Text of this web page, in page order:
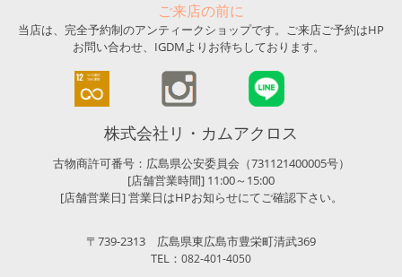
ご来店の前に
当店は、完全予約制のアンティークショップです。ご来店ご予約はHP
お問い合わせ、IGDMよりお待ちしております。
株式会社リ・カムアクロス
古物商許可番号：広島県公安委員会（731121400005号）
[店舗営業時間] 11:00～15:00
[店舗営業日] 営業日はHPお知らせにてご確認下さい。
〒739-2313 広島県東広島市豊栄町清武369
TEL： 082-401-4050